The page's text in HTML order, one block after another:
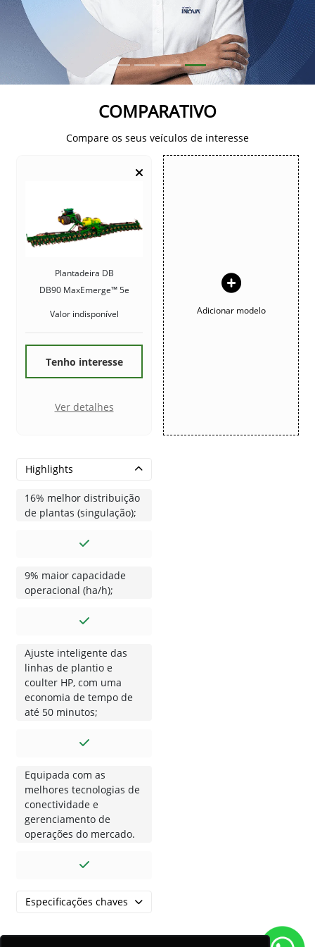
COMPARATIVO
Compare os seus veículos de interesse
Plantadeira DB
DB90 MaxEmerge™ 5e
Valor indisponível
Tenho interesse
Ver detalhes
Adicionar modelo
Highlights
16% melhor distribuição
de plantas (singulação);
9% maior capacidade
operacional (ha/h);
Ajuste inteligente das
linhas de plantio e
coulter HP, com uma
economia de tempo de
até 50 minutos;
Equipada com as
melhores tecnologias de
conectividade e
gerenciamento de
operações do mercado.
Especificações chaves